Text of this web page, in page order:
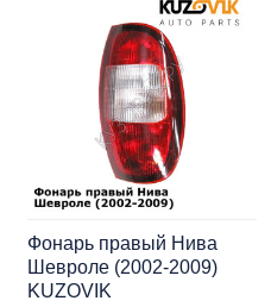
Фонарь правый Нива
Шевроле (2002-2009)
KUZOVIK